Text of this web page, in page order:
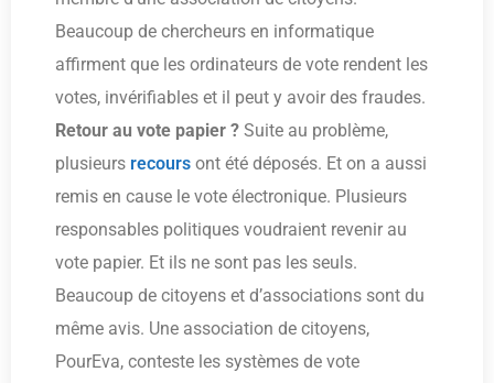
Beaucoup de chercheurs en informatique
affirment que les ordinateurs de vote rendent les
votes, invérifiables et il peut y avoir des fraudes.
Retour au vote papier ? Suite au problème,
plusieurs recours ont été déposés. Et on a aussi
remis en cause le vote électronique. Plusieurs
responsables politiques voudraient revenir au
vote papier. Et ils ne sont pas les seuls.
Beaucoup de citoyens et d’associations sont du
même avis. Une association de citoyens,
PourEva, conteste les systèmes de vote